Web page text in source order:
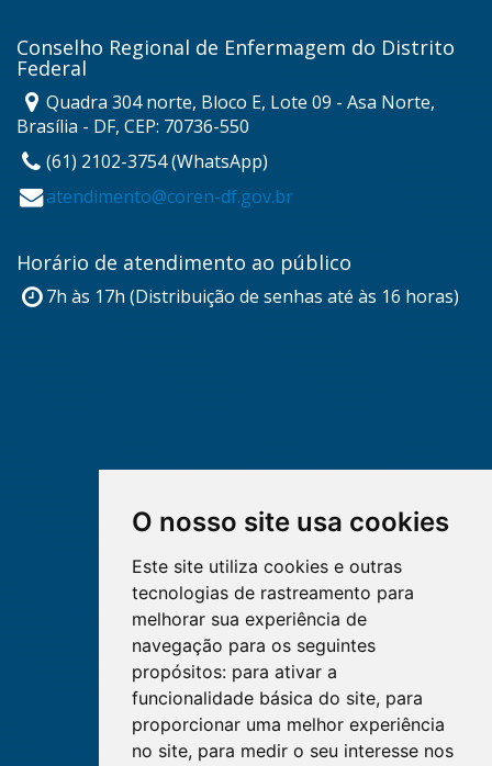
O nosso site usa cookies
Este site utiliza cookies e outras
tecnologias de rastreamento para
melhorar sua experiência de
navegação para os seguintes
propósitos: para ativar a
funcionalidade básica do site, para
proporcionar uma melhor experiência
no site, para medir o seu interesse nos
Conselho Regional de Enfermagem do Distrito
Federal
Quadra 304 norte, Bloco E, Lote 09 - Asa Norte,
Brasília - DF, CEP: 70736-550
(61) 2102-3754 (WhatsApp)
atendimento@coren-df.gov.br
Horário de atendimento ao público
7h às 17h (Distribuição de senhas até às 16 horas)